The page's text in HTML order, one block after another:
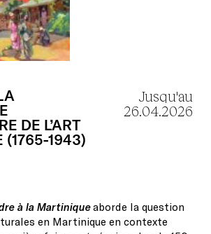
DE L’ART
(1765-1943)
Jusqu'au
26.04.2026
à la Martiniqueaborde la question
en Martinique en contexte